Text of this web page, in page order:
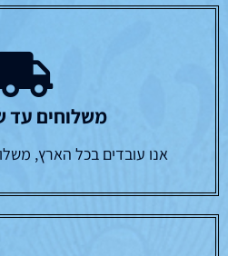
משלוחים עד
אנו עובדים בכל הארץ,